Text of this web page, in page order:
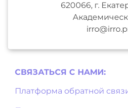
620066, г.
СВЯЗАТЬСЯ С НAМИ:
Платформа обратной